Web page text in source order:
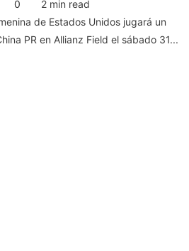
0 2 min read
de Estados Unidos jugará un
PR en Allianz Field el sábado 31...